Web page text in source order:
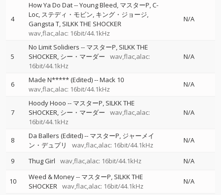
4
How Ya Do Dat--Young Bleed マスターP C-
Loc ステディ・モビン キング・ジョージ
Gangsta T SILKK THE SHOCKER
wav,flac,alac: 16bit/44.1kHz
N/A
5
No Limit Solidiers -- マスターP SILKK THE
SHOCKER シー・マーダー
wav,flac,alac:
16bit/44.1kHz
N/A
6 Made N***** (Edited)--Mack 10
wav,flac,alac: 16bit/44.1kHz
N/A
7
Hoody Hooo -- マスターP SILKK THE
SHOCKER シー・マーダー
wav,flac,alac:
16bit/44.1kHz
N/A
8 Da Ballers (Edited)-- マスターP ジャーメイ
ン・デュプリ
wav,flac,alac: 16bit/44.1kHz
N/A
9 Thug Girl wav,flac,alac: 16bit/44.1kHz N/A
10 Weed & Money-- マスターP SILKK THE
SHOCKER wav,flac,alac: 16bit/44.1kHz
N/A